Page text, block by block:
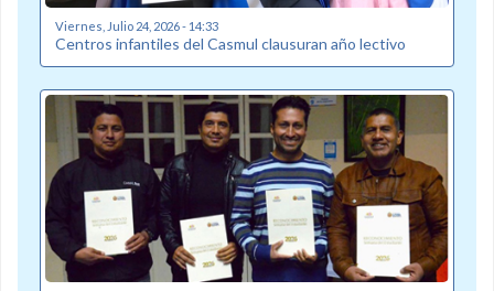
Viernes, Julio 24, 2026 - 14:33
Centros infantiles del Casmul clausuran año lectivo